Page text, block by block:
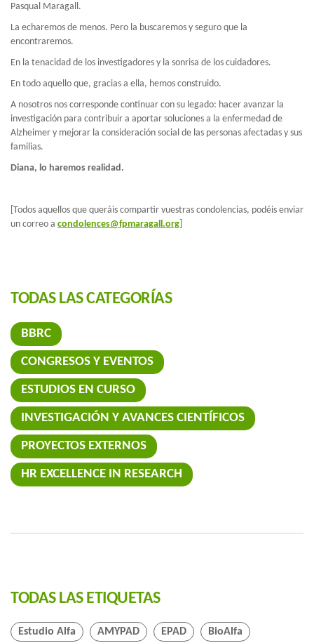
Pasqual Maragall.
La echaremos de menos. Pero la buscaremos y seguro que la
encontraremos.
En la tenacidad de los investigadores y la sonrisa de los cuidadores.
En todo aquello que, gracias a ella, hemos construido.
A nosotros nos corresponde continuar con su legado: hacer avanzar la
investigación para contribuir a aportar soluciones a la enfermedad de
Alzheimer y mejorar la consideración social de las personas afectadas y sus
familias.
Diana, lo haremos realidad.
[Todos aquellos que queráis compartir vuestras condolencias, podéis enviar
un correo a condolences@fpmaragall.org
TODAS LAS CATEGORÍAS
BBRC
CONGRESOS Y EVENTOS
ESTUDIOS EN CURSO
INVESTIGACIÓN Y AVANCES CIENTÍFICOS
PROYECTOS EXTERNOS
HR EXCELLENCE IN RESEARCH
TODAS LAS ETIQUETAS
Estudio Alfa AMYPAD EPAD BioAlfa